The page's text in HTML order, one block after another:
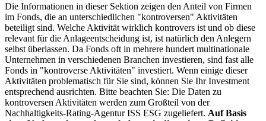
Die Informationen in dieser Sektion zeigen den Anteil von Firmen
im Fonds, die an unterschiedlichen "kontroversen" Aktivitäten
beteiligt sind. Welche Aktivität wirklich kontrovers ist und ob diese
relevant für die Anlageentscheidung ist, ist natürlich den Anlegern
selbst überlassen. Da Fonds oft in mehrere hundert multinationale
Unternehmen in verschiedenen Branchen investieren, sind fast alle
Fonds in "kontroverse Aktivitäten" investiert. Wenn einige dieser
Aktivitäten problematisch für Sie sind, können Sie Ihr Investment
entsprechend ausrichten. Bitte beachten Sie: Die Daten zu
kontroversen Aktivitäten werden zum Großteil von der
Nachhaltigkeits-Rating-Agentur ISS ESG zugeliefert. Auf Basis